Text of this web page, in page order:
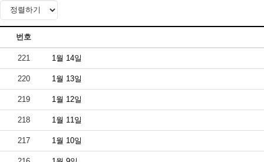
번호
221 1월 14일
220 1월 13일
219 1월 12일
218 1월 11일
217 1월 10일